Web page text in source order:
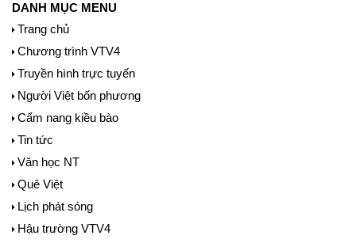
DANH MỤC MENU
Trang chủ
Chương trình VTV4
Truyền hình trực tuyến
Người Việt bốn phương
Cẩm nang kiều bào
Tin tức
Văn học NT
Quê Việt
Lịch phát sóng
Hậu trường VTV4